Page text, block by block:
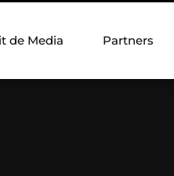
de Media Partners